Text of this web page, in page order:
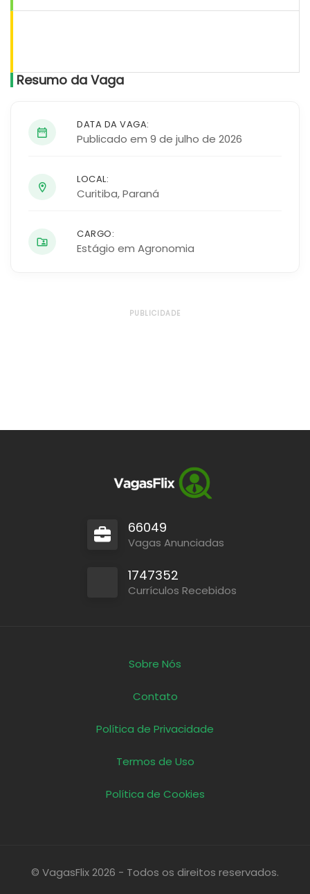
Resumo da Vaga
DATA DA VAGA:
Publicado em 9 de julho de 2026
LOCAL:
Curitiba,Paraná
CARGO:
Estágio em Agronomia
PUBLICIDADE
66049
Vagas Anunciadas
1747352
Currículos Recebidos
Sobre Nós
Contato
Política de Privacidade
Termos de Uso
Política de Cookies
© VagasFlix 2026 - Todos os direitos reservados.